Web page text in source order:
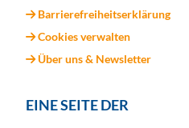
Barrierefreiheitserklärung
Cookies verwalten
Über uns & Newsletter
EINE SEITE DER